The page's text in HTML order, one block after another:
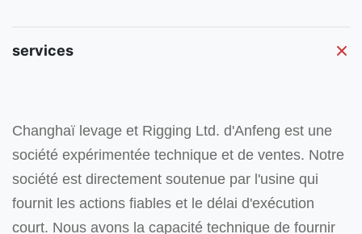
services
Changhaï levage et Rigging Ltd. d'Anfeng est une
société expérimentée technique et de ventes. Notre
société est directement soutenue par l'usine qui
fournit les actions fiables et le délai d'exécution
court. Nous avons la capacité technique de fournir